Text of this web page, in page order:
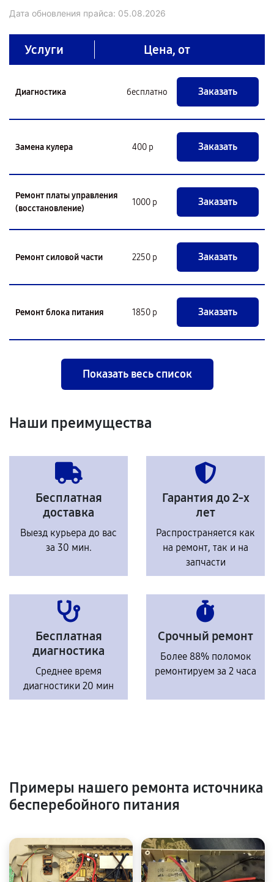
Дата обновления прайса: 05.08.2026
Услуги Цена, от
Диагностика бесплатно Заказать
Замена кулера 400 р Заказать
Ремонт платы управления
(восстановление)
1000 р Заказать
Ремонт силовой части 2250 р Заказать
Ремонт блока питания 1850 р Заказать
Показать весь список
Наши преимущества
Бесплатная
доставка
Выезд курьера до вас
за 30 мин.
Гарантия до 2-х
лет
Распространяется как
на ремонт, так и на
запчасти
Бесплатная
диагностика
Среднее время
диагностики 20 мин
Срочный ремонт
Более 88% поломок
ремонтируем за 2 часа
Примеры нашего ремонта источника
бесперебойного питания